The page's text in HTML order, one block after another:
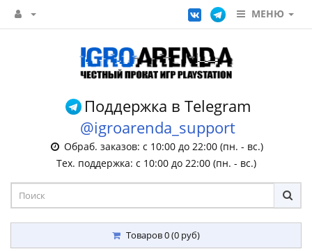
МЕНЮ
Поддержка в Telegram
@igroarenda_support
Обраб. заказов: с 10:00 до 22:00 (пн. - вс.)
Тех. поддержка: с 10:00 до 22:00 (пн. - вс.)
Товаров 0 (0 руб)